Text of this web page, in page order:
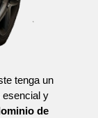
tenga un
esencial y
de